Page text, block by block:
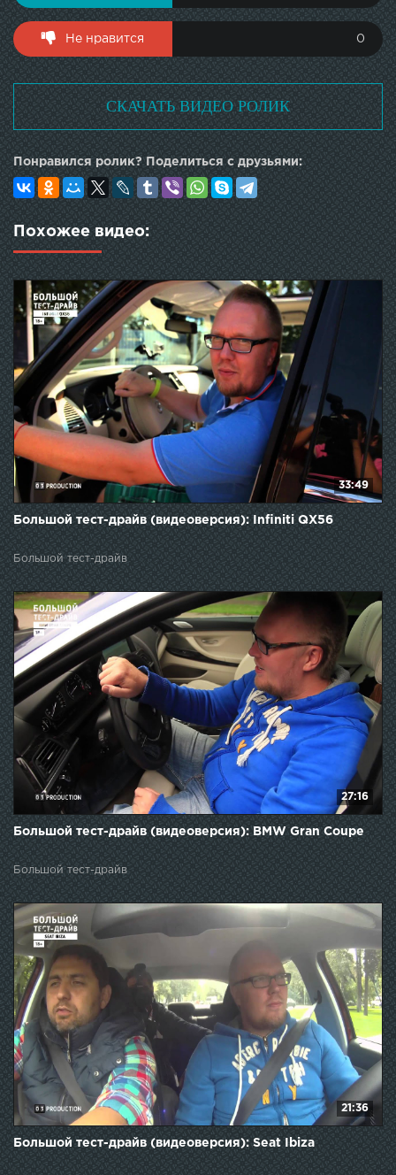
Не нравится 0
СКАЧАТЬ ВИДЕО РОЛИК
Понравился ролик? Поделиться с друзьями:
Похожее видео:
33:49
Большой тест-драйв (видеоверсия): Infiniti QX56
Большой тест-драйв
27:16
Большой тест-драйв (видеоверсия): BMW Gran Coupe
Большой тест-драйв
21:36
Большой тест-драйв (видеоверсия): Seat Ibiza